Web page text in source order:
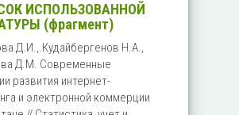
ИСПОЛЬЗОВАННОЙ
(фрагмент)
Д.И.,.Кудайбергенов Н.А.,
Д.М. Современные
развития интернет-
и электронной коммерции